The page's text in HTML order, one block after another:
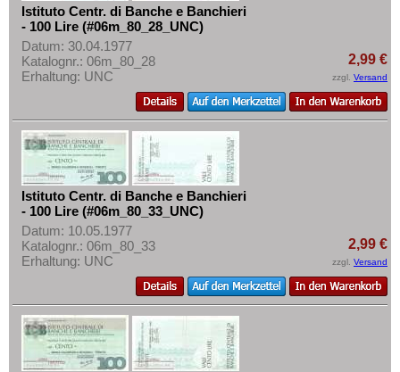
Istituto Centr. di Banche e Banchieri
- 100 Lire (#06m_80_28_UNC)
Datum: 30.04.1977
Katalognr.: 06m_80_28
Erhaltung: UNC
2,99 €
zzgl. Versand
Istituto Centr. di Banche e Banchieri
- 100 Lire (#06m_80_33_UNC)
Datum: 10.05.1977
Katalognr.: 06m_80_33
Erhaltung: UNC
2,99 €
zzgl. Versand